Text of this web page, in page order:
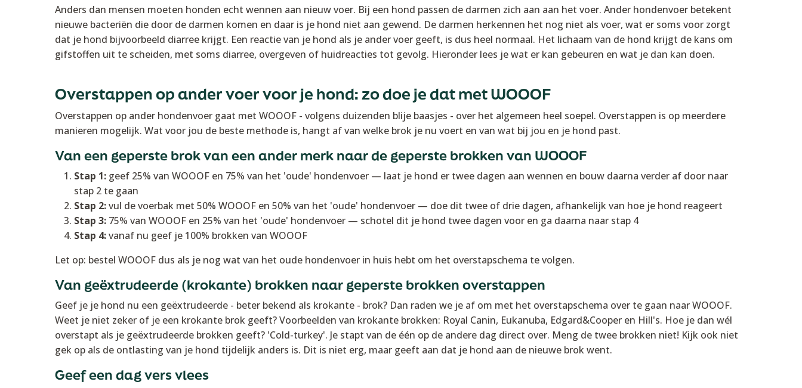
Anders dan mensen moeten honden echt wennen aan nieuw voer. Bij een hond passen de darmen zich aan aan het voer. Ander hondenvoer betekent
nieuwe bacteriën die door de darmen komen en daar is je hond niet aan gewend. De darmen herkennen het nog niet als voer, wat er soms voor zorgt
dat je hond bijvoorbeeld diarree krijgt. Een reactie van je hond als je ander voer geeft, is dus heel normaal. Het lichaam van de hond krijgt de kans om
gifstoffen uit te scheiden, met soms diarree, overgeven of huidreacties tot gevolg. Hieronder lees je wat er kan gebeuren en wat je dan kan doen.
Overstappen op ander voer voor je hond: zo doe je dat met WOOOF
Overstappen op ander hondenvoer gaat met WOOOF - volgens duizenden blije baasjes - over het algemeen heel soepel. Overstappen is op meerdere
manieren mogelijk. Wat voor jou de beste methode is, hangt af van welke brok je nu voert en van wat bij jou en je hond past.
Van een geperste brok van een ander merk naar de geperste brokken van WOOOF
Stap 1: geef 25% van WOOOF en 75% van het 'oude' hondenvoer — laat je hond er twee dagen aan wennen en bouw daarna verder af door naar
stap 2 te gaan
Stap 2:vul de voerbak met 50% WOOOF en 50% van het 'oude' hondenvoer — doe dit twee of drie dagen, afhankelijk van hoe je hond reageert
Stap 3: 75% van WOOOF en 25% van het 'oude' hondenvoer — schotel dit je hond twee dagen voor en ga daarna naar stap 4
Stap 4:vanaf nu geef je 100% brokken van WOOOF
Let op: bestel WOOOF dus als je nog wat van het oude hondenvoer in huis hebt om het overstapschema te volgen.
Van geëxtrudeerde (krokante) brokken naar geperste brokken overstappen
Geef je je hond nu een geëxtrudeerde - beter bekend als krokante - brok? Dan raden we je af om met het overstapschema over te gaan naar WOOOF.
Weet je niet zeker of je een krokante brok geeft? Voorbeelden van krokante brokken: Royal Canin, Eukanuba, Edgard&Cooper en Hill's. Hoe je dan wél
overstapt als je geëxtrudeerde brokken geeft? 'Cold-turkey'. Je stapt van de één op de andere dag direct over. Meng de twee brokken niet! Kijk ook niet
gek op als de ontlasting van je hond tijdelijk anders is. Dit is niet erg, maar geeft aan dat je hond aan de nieuwe brok went.
Geef een dag vers vlees